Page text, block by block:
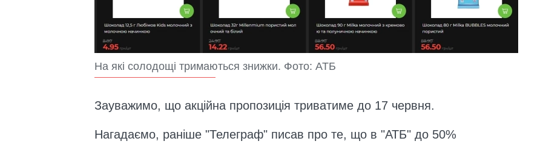
На які солодощі тримаються знижки. Фото: АТБ
Зауважимо, що акційна пропозиція триватиме до 17 червня.
Нагадаємо, раніше "Телеграф" писав про те, що в "АТБ" до 50%